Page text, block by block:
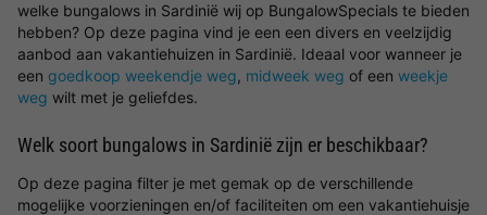
welke bungalows in Sardinië wij op BungalowSpecials te bieden
hebben? Op deze pagina vind je een een divers en veelzijdig
aanbod aan vakantiehuizen in Sardinië. Ideaal voor wanneer je
een goedkoop weekendje weg, midweek weg of een weekje
weg wilt met je geliefdes.
Welk soort bungalows in Sardinië zijn er beschikbaar?
Op deze pagina filter je met gemak op de verschillende
mogelijke voorzieningen en/of faciliteiten om een vakantiehuisje